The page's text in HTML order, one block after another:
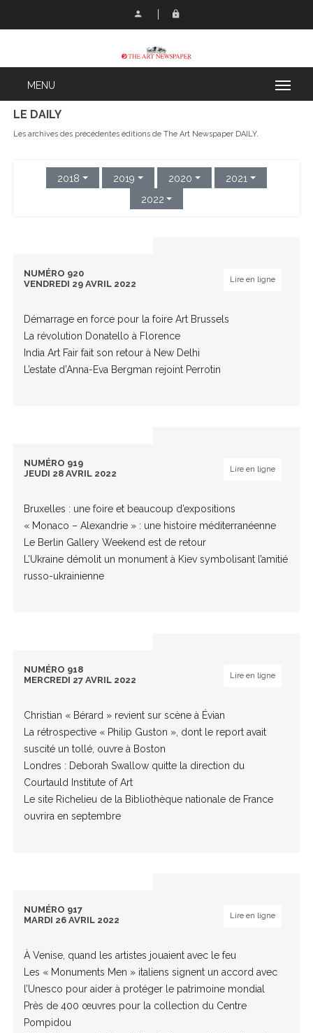
LE DAILY
Les archives des précédentes éditions de The Art Newspaper DAILY.
2018 2019 2020
2021
2022
NUMÉRO 920
VENDREDI 29 AVRIL 2022
Lire en ligne
Démarrage en force pour la foire Art Brussels
La révolution Donatello à Florence
India Art Fair fait son retour à New Delhi
L’estate d’Anna-Eva Bergman rejoint Perrotin
NUMÉRO 919
JEUDI 28 AVRIL 2022
Lire en ligne
Bruxelles : une foire et beaucoup d’expositions
« Monaco – Alexandrie » : une histoire méditerranéenne
Le Berlin Gallery Weekend est de retour
L’Ukraine démolit un monument à Kiev symbolisant l’amitié
russo-ukrainienne
NUMÉRO 918
MERCREDI 27 AVRIL 2022
Lire en ligne
Christian « Bérard » revient sur scène à Évian
La rétrospective « Philip Guston », dont le report avait
suscité un tollé, ouvre à Boston
Londres : Deborah Swallow quitte la direction du
Courtauld Institute of Art
Le site Richelieu de la Bibliothèque nationale de France
ouvrira en septembre
NUMÉRO 917
MARDI 26 AVRIL 2022
Lire en ligne
À Venise, quand les artistes jouaient avec le feu
Les « Monuments Men » italiens signent un accord avec
l’Unesco pour aider à protéger le patrimoine mondial
Près de 400 œuvres pour la collection du Centre
Pompidou